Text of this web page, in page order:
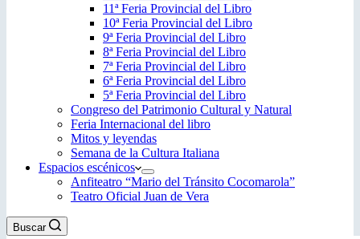
11ª Feria Provincial del Libro
10ª Feria Provincial del Libro
9ª Feria Provincial del Libro
8ª Feria Provincial del Libro
7ª Feria Provincial del Libro
6ª Feria Provincial del Libro
5ª Feria Provincial del Libro
Congreso del Patrimonio Cultural y Natural
Feria Internacional del libro
Mitos y leyendas
Semana de la Cultura Italiana
Espacios escénicos
Anfiteatro “Mario del Tránsito Cocomarola”
Teatro Oficial Juan de Vera
Buscar